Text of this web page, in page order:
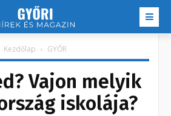
Kezdőlap GYŐR
Vajon melyik
iskolája?